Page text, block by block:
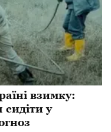
взимку:
сидіти у